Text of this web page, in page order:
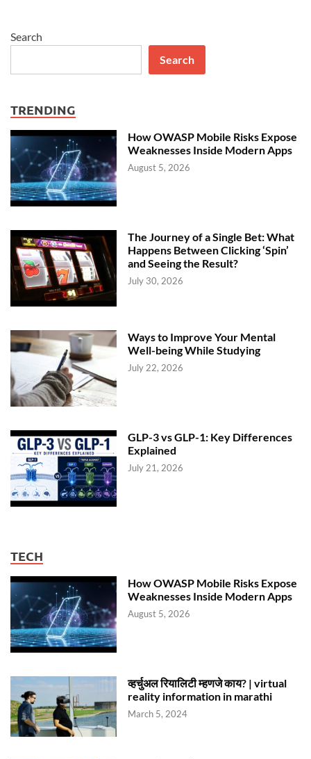
Search
Search
TRENDING
How OWASP Mobile Risks Expose
Weaknesses Inside Modern Apps
August 5, 2026
The Journey of a Single Bet: What
Happens Between Clicking ‘Spin’
and Seeing the Result?
July 30, 2026
Ways to Improve Your Mental
Well-being While Studying
July 22, 2026
GLP-3 vs GLP-1: Key Differences
Explained
July 21, 2026
TECH
How OWASP Mobile Risks Expose
Weaknesses Inside Modern Apps
August 5, 2026
व्हर्चुअल रियालिटी म्हणजे काय? | virtual
reality information in marathi
March 5, 2024